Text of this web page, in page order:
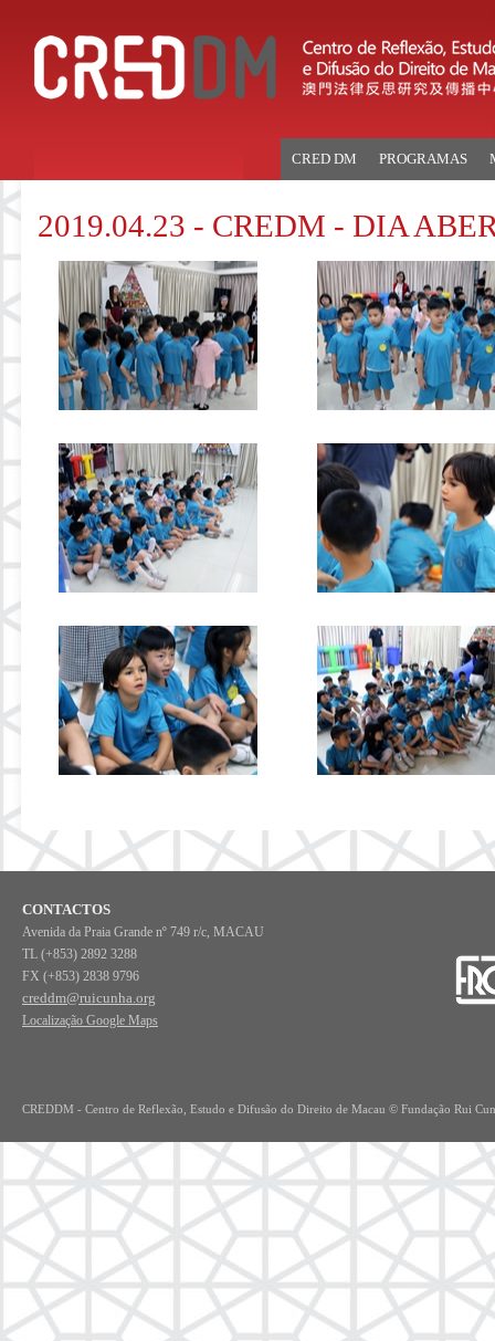
PROGRAMAS
CRED DM
2019.04.23 - CREDM - DIA
CONTACTOS
Avenida da Praia Grande nº 749 r/c, MACAU
TL (+853) 2892 3288
FX (+853) 2838 9796
creddm@ruicunha.org
Localização Google Maps
CREDDM - Centro de Reflexão, Estudo e Difusão do Direito de Macau © Fundação Rui